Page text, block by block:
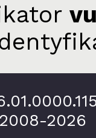
2026